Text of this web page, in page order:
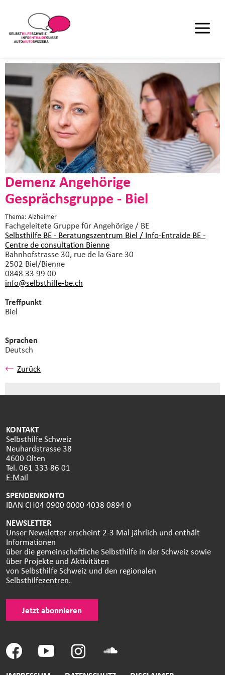
Demenz Angehörige
Gesprächsgruppe - Biel
Thema: Alzheimer
Fachgeleitete Gruppefür Angehörige / BE
Selbsthilfe BE - Beratungszentrum Biel / Info-Entraide BE -
Centre de consultation Bienne
Bahnhofstrasse 30, rue de la Gare 30
2502 Biel/Bienne
0848 33 99 00
info@selbsthilfe-be.ch
Treffpunkt
Biel
Sprachen
Deutsch
Zurück
KONTAKT
Selbsthilfe Schweiz
Neuhardstrasse 38
4600 Olten
Tel. 061 333 86 01
E-Mail
SPENDENKONTO
IBAN CH04 0900 0000 4038 0894 0
NEWSLETTER
Unser Newsletter erscheint 2-3 Mal jährlich und enthält
Informationen
über die gemeinschaftliche Selbsthilfe in der Schweiz sowie
über Projekte und Aktivitäten
von Selbsthilfe Schweiz und den regionalen
Selbsthilfezentren.
Jetzt abonnieren